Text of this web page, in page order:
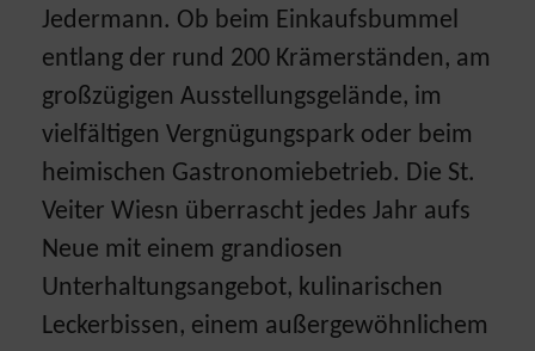
Jedermann. Ob beim Einkaufsbummel
entlang der rund 200 Krämerständen, am
großzügigen Ausstellungsgelände, im
vielfältigen Vergnügungspark oder beim
heimischen Gastronomiebetrieb. Die St.
Veiter Wiesn überrascht jedes Jahr aufs
Neue mit einem grandiosen
Unterhaltungsangebot, kulinarischen
Leckerbissen, einem außergewöhnlichem